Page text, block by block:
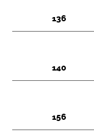
136
140
156